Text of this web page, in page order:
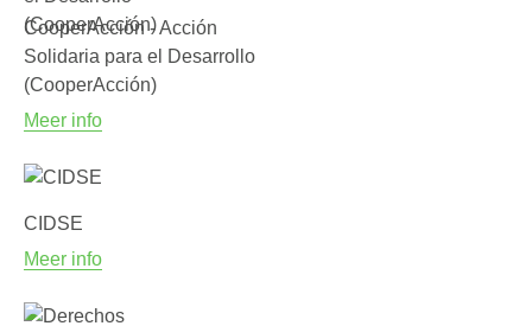
CooperAcción - Acción
Solidaria para el Desarrollo
(CooperAcción)
Meer info
CIDSE
Meer info